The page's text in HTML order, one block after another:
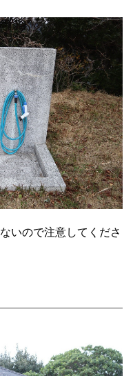
いので注意してくださ